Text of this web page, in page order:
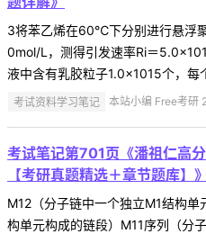
3将苯乙烯在60℃下分别进行悬浮
0mol/L，测得引发速率Ri＝
液中含有乳胶粒子1.0×1015个，每
考试资料学习笔记 本站小编 Free考研
考试笔记第701页《潘祖仁高
【考研真题精选＋章节题库】》
M12（分子链中一个独立M1结构
构单元构成的链段）M11序列（分